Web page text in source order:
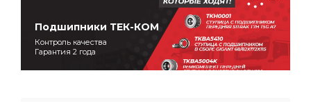
Подшипники ТЕК-КОМ
Контроль качества
Гарантия 2 года